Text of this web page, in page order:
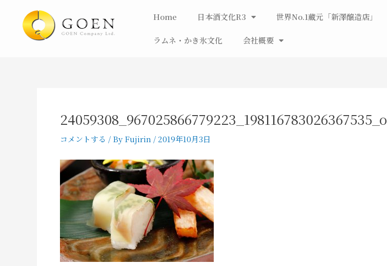
Home 日本酒文化R3 世界No.1蔵元「新澤醸造店」
ラムネ・かき氷文化 会社概要
24059308_967025866779223_198116783026367535_o
コメントする / ByFujirin / 2019年10月3日
navigation